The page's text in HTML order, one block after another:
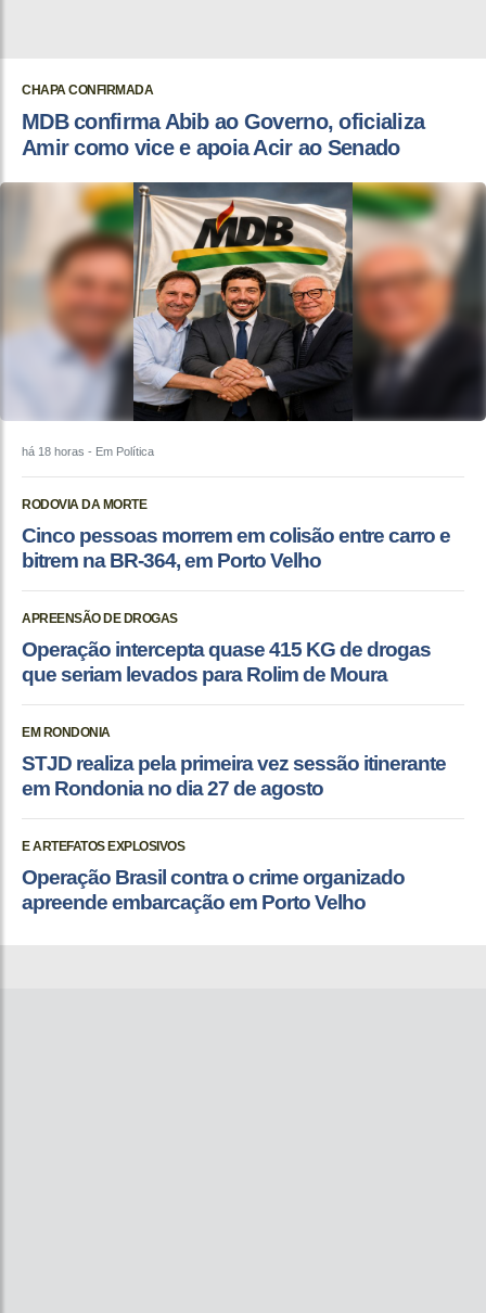
CHAPA CONFIRMADA
MDB confirma Abib ao Governo, oficializa
Amir como vice e apoia Acir ao Senado
há 18 horas - Em Política
RODOVIA DA MORTE
Cinco pessoas morrem em colisão entre carro e
bitrem na BR-364, em Porto Velho
APREENSÃO DE DROGAS
Operação intercepta quase 415 KG de drogas
que seriam levados para Rolim de Moura
EM RONDONIA
STJD realiza pela primeira vez sessão itinerante
em Rondonia no dia 27 de agosto
E ARTEFATOS EXPLOSIVOS
Operação Brasil contra o crime organizado
apreende embarcação em Porto Velho